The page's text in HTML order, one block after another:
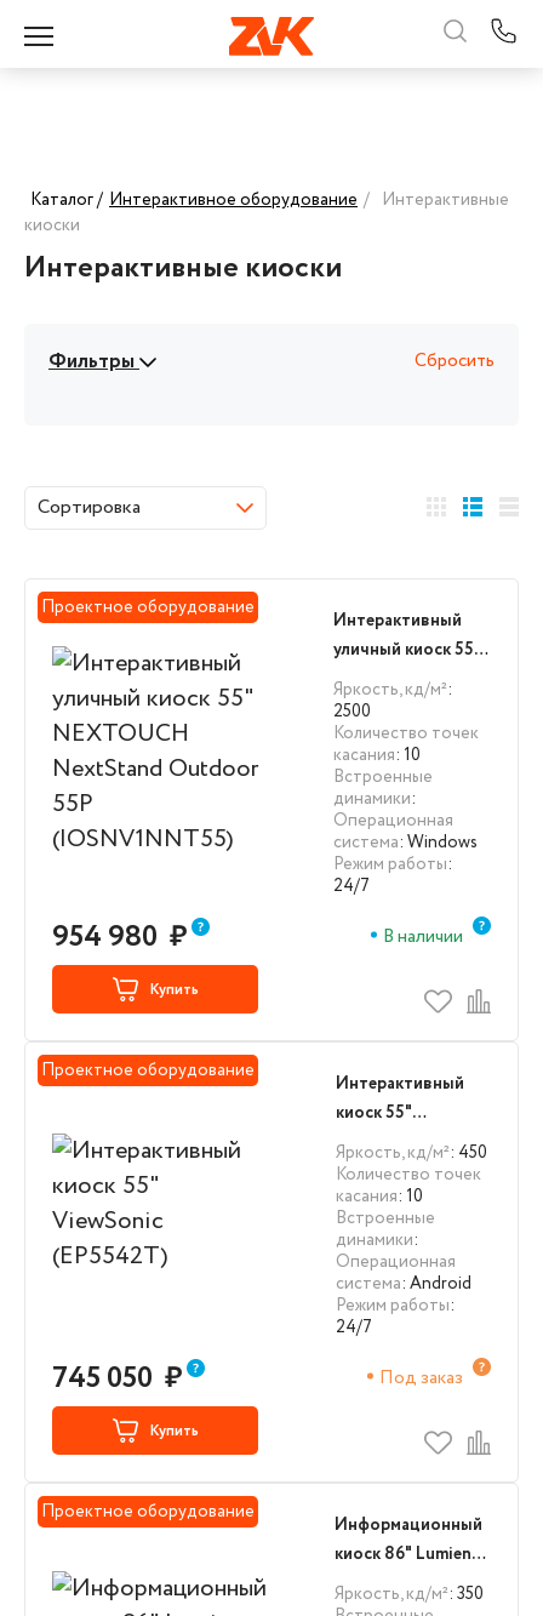
Каталог / Интерактивное оборудование / Интерактивные
киоски
Интерактивные киоски
Сортировка
Проектное оборудование
Интерактивный
уличный киоск 55"
NEXTOUCH
NextStand Outdoor
55P
(IOSNV1NNT55)
Яркость, кд/м²:
2500
Количество точек
касания: 10
Встроенные
динамики:
Операционная
система: Windows
Режим работы:
24/7
954 980 ₽ В наличии
Купить
Проектное оборудование
Интерактивный
киоск 55"
ViewSonic
(EP5542T)
Яркость, кд/м²: 450
Количество точек
касания: 10
Встроенные
динамики:
Операционная
система: Android
Режим работы:
24/7
745 050 ₽ Под заказ
Купить
Проектное оборудование
Информационный
киоск 86" Lumien
(LIK8601NT)
Яркость, кд/м²: 350
Фильтры Сбросить